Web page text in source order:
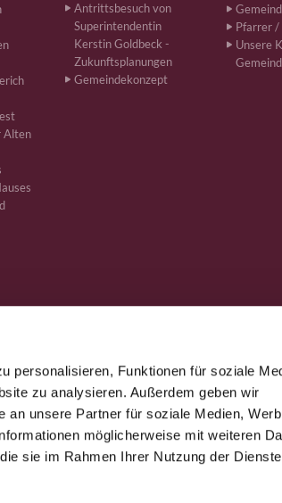
personalisieren, Funktionen für soziale
zu analysieren. Außerdem geben wir
an unsere Partner für soziale Medien,
möglicherweise mit weiteren
sie im Rahmen Ihrer Nutzung der Dienste
Alten
Antrittsbesuch von
Superintendentin
Kerstin Goldbeck -
Zukunftsplanungen
Gemeindekonzept
Pfarrer
Unsere
Bönen +4923831610ham-kg-
Impressum